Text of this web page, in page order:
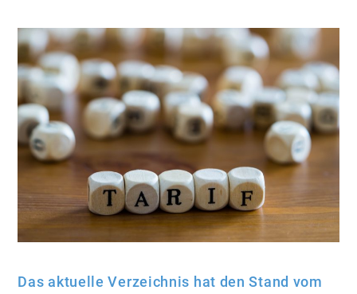
Das aktuelle Verzeichnis hat den Stand vom